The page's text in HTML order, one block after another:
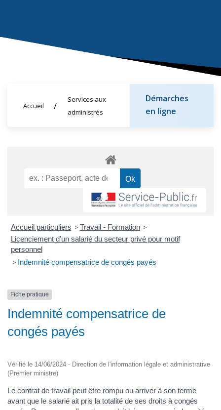
Accueil
Services aux
administrés
Démarches
en ligne
Accueil particuliers > Travail - Formation >
Licenciement d'un salarié du secteur privé pour motif
personnel
> Indemnité compensatrice de congés payés
Fiche pratique
Indemnité compensatrice de
congés payés
Vérifié le 14/06/2024 - Direction de l'information légale et administrative
(Premier ministre)
Le contrat de travail peut être rompu ou arriver à son terme
avant que le salarié ait pris la totalité de ses droits à congés